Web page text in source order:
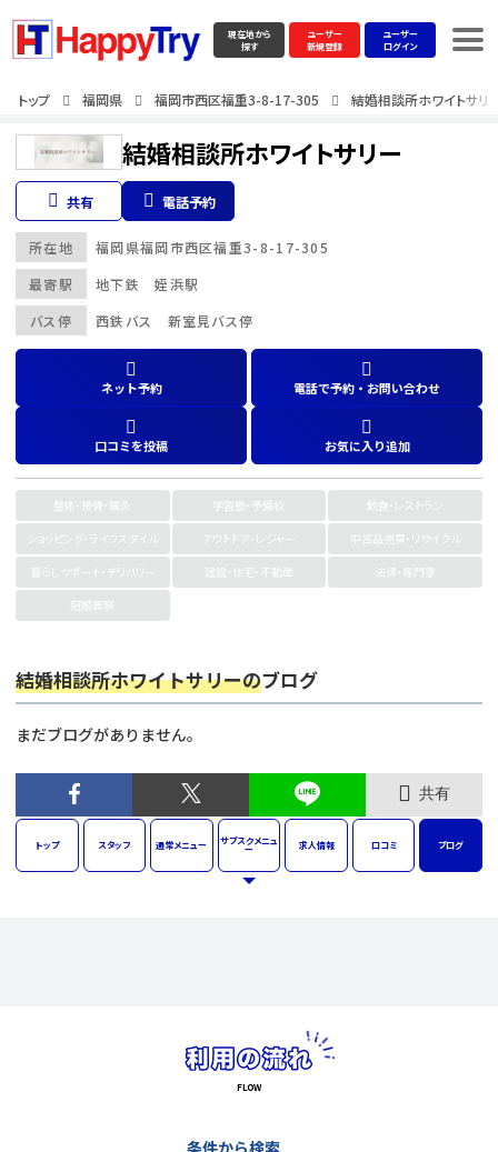
現在地から
探す
ユーザー
新規登録
ユーザー
ログイン
トップ 福岡県 福岡市西区福重3-8-17-305 結婚相談所ホワイトサリ
結婚相談所ホワイトサリー
共有 電話予約
バス停 西鉄バス 新室見バス停
最寄駅 地下鉄 姪浜駅
所在地 福岡県福岡市西区福重3-8-17-305
ネット予約 電話で予約・お問い合わせ
口コミを投稿 お気に入り追加
整体・接骨・鍼灸 学習塾・予備校
飲食・レストラン
ショッピング・ライフスタイル
アウトドア・レジャー
中古品売買・リサイクル
暮らしサポート・デリバリー
建設・住宅・不動産
法律・専門家
冠婚葬祭
結婚相談所ホワイトサリーのブログ
まだブログがありません。
共有
トップ スタッフ 通常メニュー サブスクメニュ
ー 求人情報 口コミ ブログ